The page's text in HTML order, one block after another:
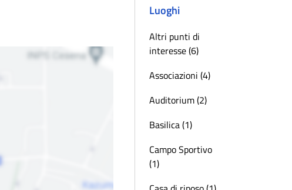
Luoghi
Altri punti di
interesse (6)
Associazioni (4)
Auditorium (2)
Basilica (1)
Campo Sportivo
(1)